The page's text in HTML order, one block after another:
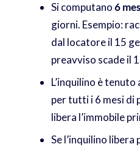
Si computano6
giorni. Esempio:
dal locatore il 15
preavviso scade il
L’inquilino è tenuto
per tutti i 6 mesi di
libera l’immobile
Se l’inquilino libera